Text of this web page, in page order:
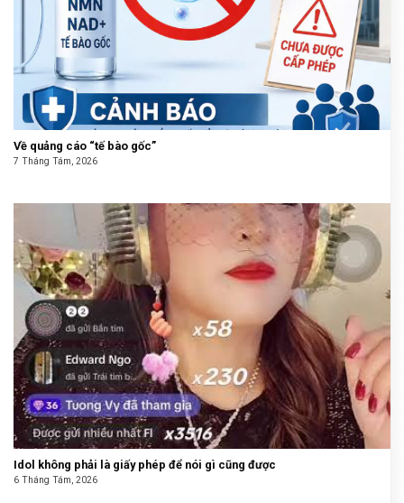
Về quảng cáo “tế bào gốc”
7 Tháng Tám, 2026
Idol không phải là giấy phép để nói gì cũng được
6 Tháng Tám, 2026